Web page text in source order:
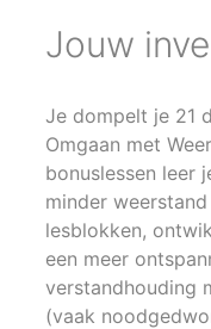
Jouw
Je dompelt je 21
Omgaan met
bonuslessen leer
minder
lesblokken,
een meer
verstandhouding
(vaak